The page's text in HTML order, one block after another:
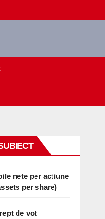
nete per actiune
per share)
de vot